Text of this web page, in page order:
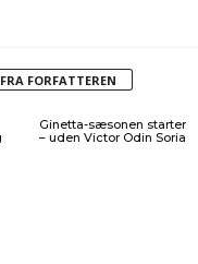
FORFATTEREN
Ginetta-sæsonen starter
– uden Victor Odin Soria